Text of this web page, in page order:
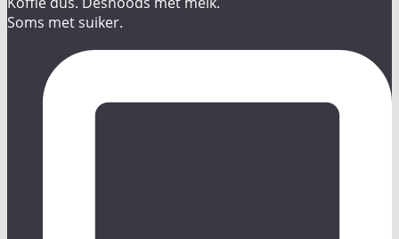
Soms met suiker.